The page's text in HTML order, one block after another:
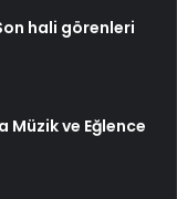
hali görenleri
Müzik ve Eğlence